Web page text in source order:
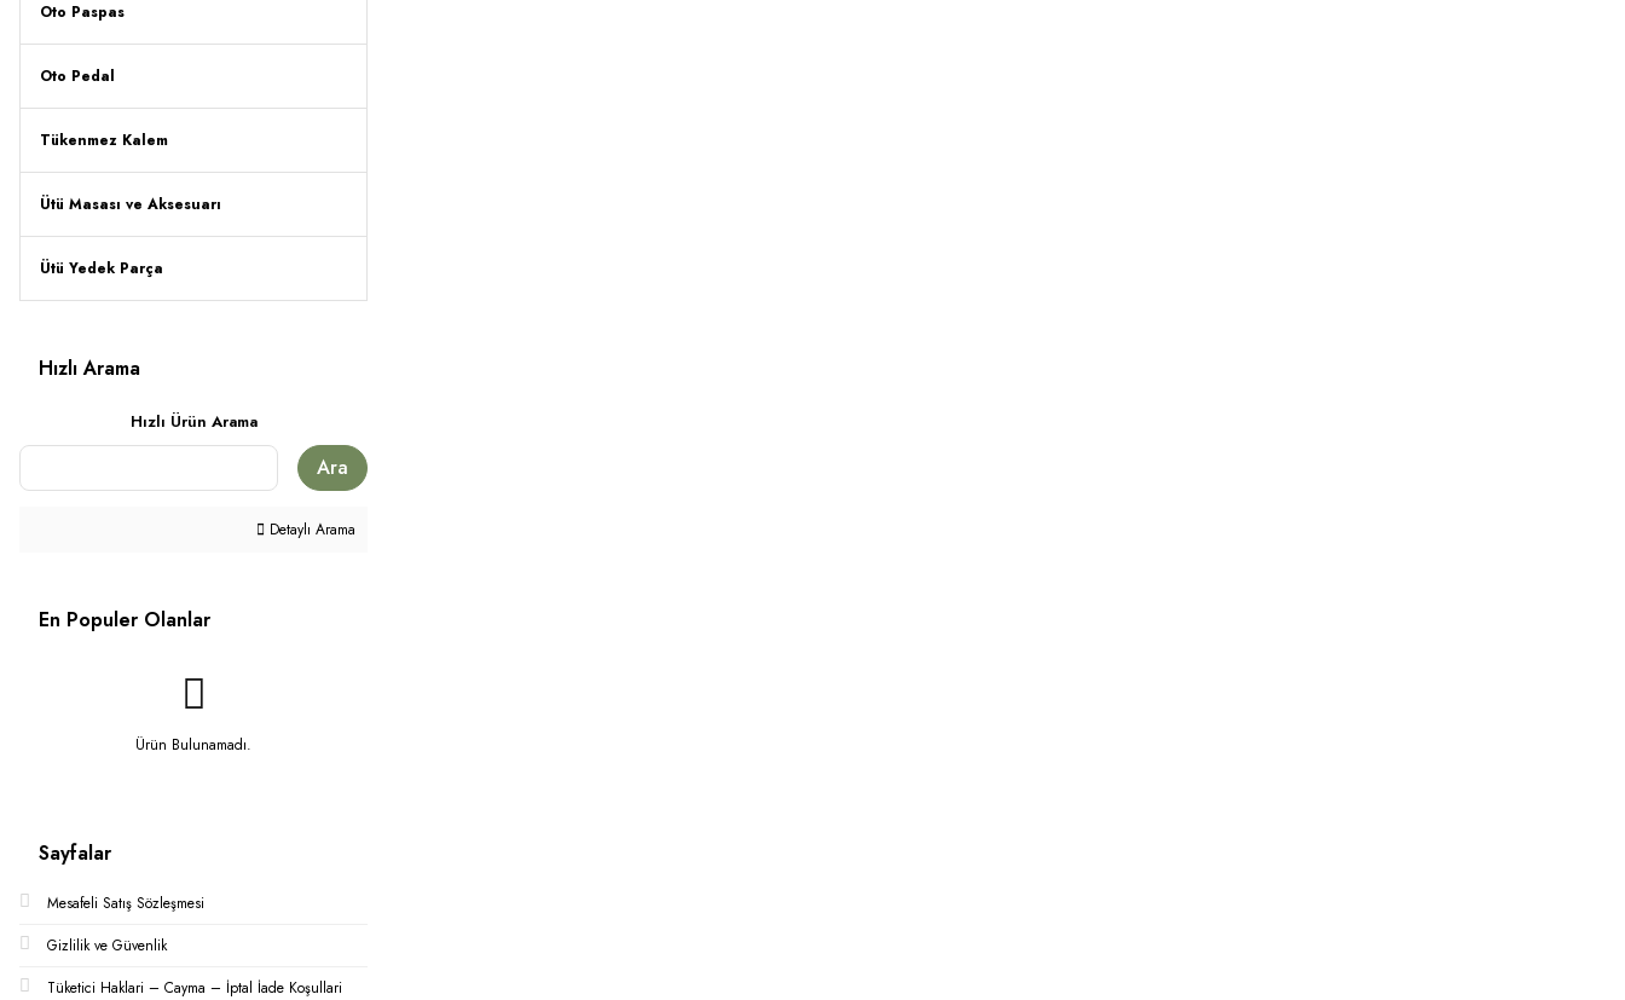
Oto Paspas
Oto Pedal
Tükenmez Kalem
Ütü Masası ve Aksesuarı
Ütü Yedek Parça
Hızlı Arama
Hızlı Ürün Arama
Ara
Detaylı Arama
En Populer Olanlar
Ürün Bulunamadı.
Sayfalar
Mesafeli Satış Sözleşmesi
Gizlilik ve Güvenlik
Tüketici Haklari – Cayma – İptal İade Koşullari